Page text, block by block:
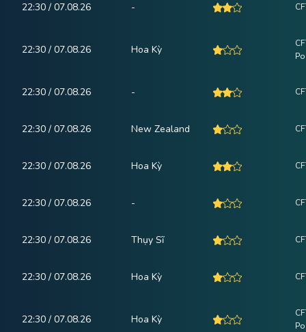
22:30 / 07.08.26 -
22:30 / 07.08.26 Hoa Kỳ
22:30 / 07.08.26 -
22:30 / 07.08.26 New Zealand
22:30 / 07.08.26 Hoa Kỳ
22:30 / 07.08.26 -
22:30 / 07.08.26 Thụy Sĩ
22:30 / 07.08.26 Hoa Kỳ
22:30 / 07.08.26 Hoa Kỳ